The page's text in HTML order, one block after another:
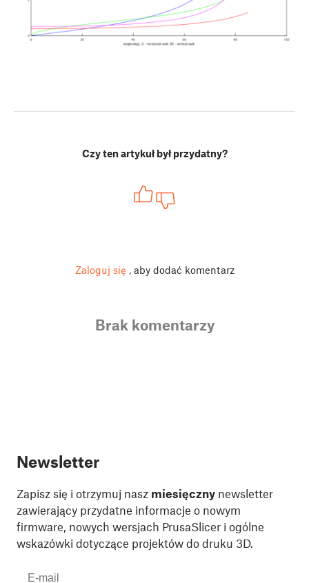
Czy ten artykuł był przydatny?
Zaloguj się , aby dodać komentarz
Brak komentarzy
Newsletter
Zapisz się i otrzymuj nasz miesięczny newsletter
zawierający przydatne informacje o nowym
firmware, nowych wersjach PrusaSlicer i ogólne
wskazówki dotyczące projektów do druku 3D.